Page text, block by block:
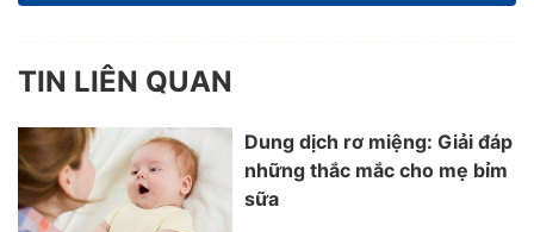
TIN LIÊN QUAN
Dung dịch rơ miệng: Giải đáp
những thắc mắc cho mẹ bỉm
sữa